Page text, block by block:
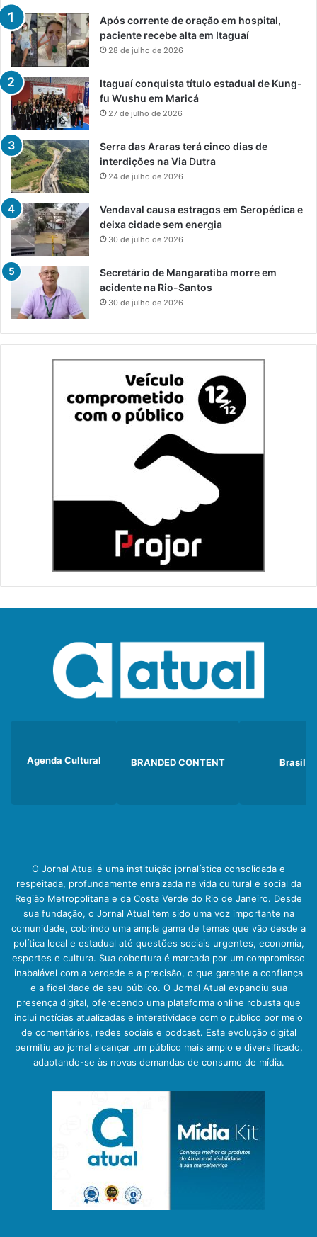
Após corrente de oração em hospital,
paciente recebe alta em Itaguaí
28 de julho de 2026
Itaguaí conquista título estadual de Kung-
fu Wushu em Maricá
27 de julho de 2026
Serra das Araras terá cinco dias de
interdições na Via Dutra
24 de julho de 2026
Vendaval causa estragos em Seropédica e
deixa cidade sem energia
30 de julho de 2026
Secretário de Mangaratiba morre em
acidente na Rio-Santos
30 de julho de 2026
Agenda Cultural BRANDED CONTENT Brasil
O Jornal Atual é uma instituição jornalística consolidada e
respeitada, profundamente enraizada na vida cultural e social da
Região Metropolitana e da Costa Verde do Rio de Janeiro. Desde
sua fundação, o Jornal Atual tem sido uma voz importante na
comunidade, cobrindo uma ampla gama de temas que vão desde a
política local e estadual até questões sociais urgentes, economia,
esportes e cultura. Sua cobertura é marcada por um compromisso
inabalável com a verdade e a precisão, o que garante a confiança
e a fidelidade de seu público. O Jornal Atual expandiu sua
presença digital, oferecendo uma plataforma online robusta que
inclui notícias atualizadas e interatividade com o público por meio
de comentários, redes sociais e podcast. Esta evolução digital
permitiu ao jornal alcançar um público mais amplo e diversificado,
adaptando-se às novas demandas de consumo de mídia.